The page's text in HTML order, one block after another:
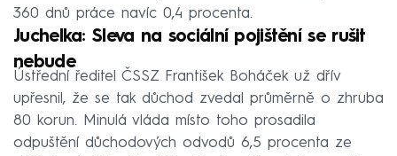
360 dnů práce navíc 0,4 procenta.
Juchelka: Sleva na sociální pojištění se rušit
nebude
Ústřední ředitel ČSSZ František Boháček už dřív
upřesnil, že se tak důchod zvedal průměrně o zhruba
80 korun. Minulá vláda místo toho prosadila
odpuštění důchodových odvodů 6,5 procenta ze